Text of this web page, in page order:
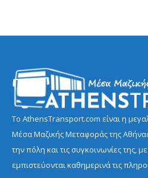
Το AthensTransport.com είναι η
Μέσα Μαζικής Μεταφοράς της
την πόλη και τις συγκοινωνίες της,
εμπιστεύονται καθημερινά τις